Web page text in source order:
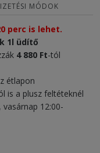
MÓDOK
perc is lehet.
1l üdítő
4 880 Ft-tól
étlapon
is a plusz feltéteknél
12:00-